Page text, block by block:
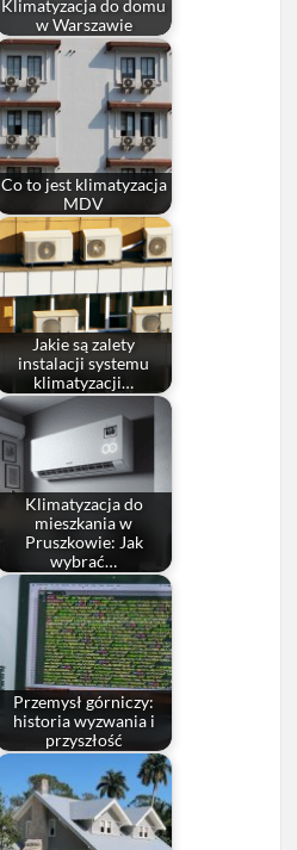
Klimatyzacja do domu
w Warszawie
Co to jest klimatyzacja
MDV
Jakie są zalety
instalacji systemu
klimatyzacji…
Klimatyzacja do
mieszkania w
Pruszkowie: Jak
wybrać…
Przemysł górniczy:
historia wyzwania i
przyszłość